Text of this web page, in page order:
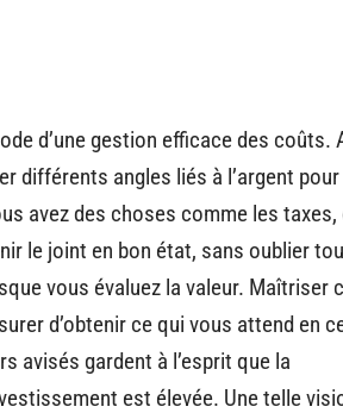
d’une gestion efficace des coûts.
différents angles liés à l’argent pour
avez des choses comme les taxes,
le joint en bon état, sans oublier
vous évaluez la valeur. Maîtriser
d’obtenir ce qui vous attend en
avisés gardent à l’esprit que la
est élevée. Une telle